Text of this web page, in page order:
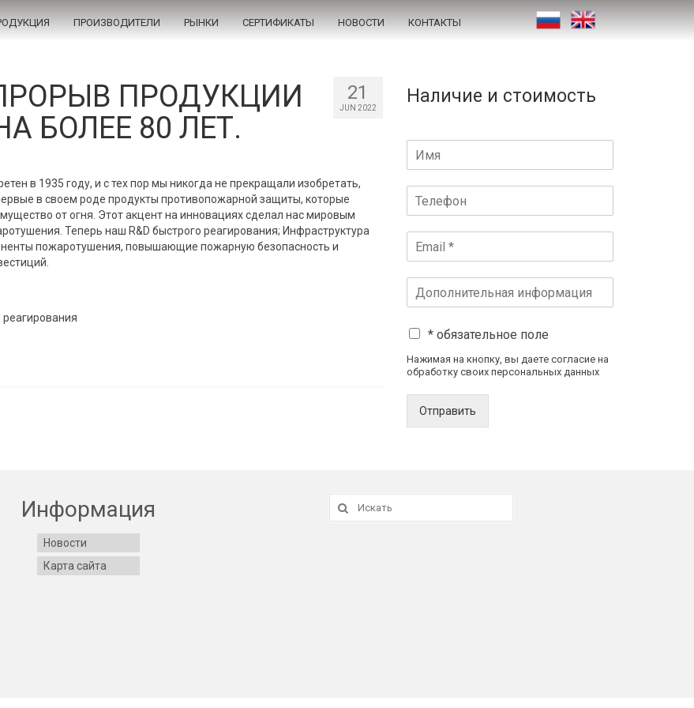
ПРОИЗВОДИТЕЛИ РЫНКИ СЕРТИФИКАТЫ НОВОСТИ КОНТАКТЫ
21
JUN 2022
ПРОДУКЦИИ
БОЛЕЕ 80 ЛЕТ.
в 1935 году, и с тех пор мы никогда не прекращали изобретать,
в своем роде продукты противопожарной защиты, которые
от огня. Этот акцент на инновациях сделал нас мировым
Теперь наш R&D быстрого реагирования; Инфраструктура
пожаротушения, повышающие пожарную безопасность и
реагирования
Наличие и стоимость
* обязательное поле
Нажимая на кнопку, вы даете согласие на
обработку своих персональных данных
Отправить
Информация
Новости
Карта сайта
Искать: